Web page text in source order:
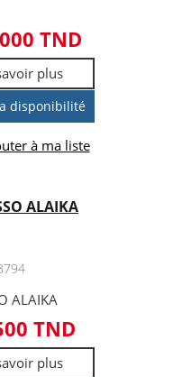
TND
plus
disponibilité
à ma liste
ALAIKA
ALAIKA
TND
plus